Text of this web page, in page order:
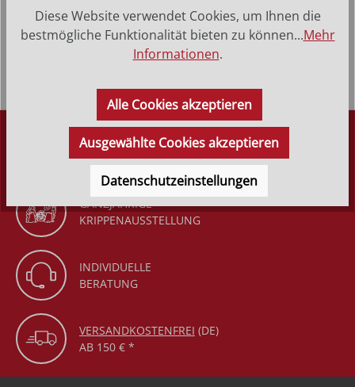
Heiliger Heinz - Hinterglasbild, Patronatsbild,
Namenspatron mit Heiligenname, Hinterglasmalerei
Rahmen aus Echtholz &ndash… Mehr
DÜRR KRIPPEN
SEIT 1977
GANZJÄHRIGE
KRIPPENAUSSTELLUNG
INDIVIDUELLE
BERATUNG
VERSANDKOSTENFREI (DE)
AB 150 € *
Diese Website verwendet Cookies, um Ihnen die
bestmögliche Funktionalität bieten zu können...Mehr
Informationen.
Alle Cookies akzeptieren
Ausgewählte Cookies akzeptieren
Datenschutzeinstellungen